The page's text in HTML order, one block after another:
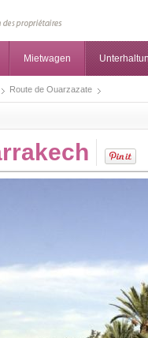
Mietwagen
Route de Ouarzazate